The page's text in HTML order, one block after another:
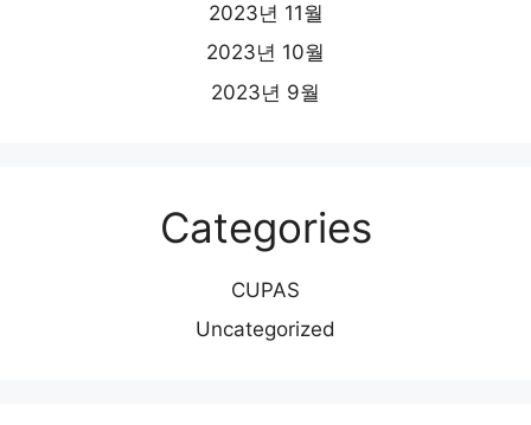
2023년 11월
2023년 10월
2023년 9월
Categories
CUPAS
Uncategorized